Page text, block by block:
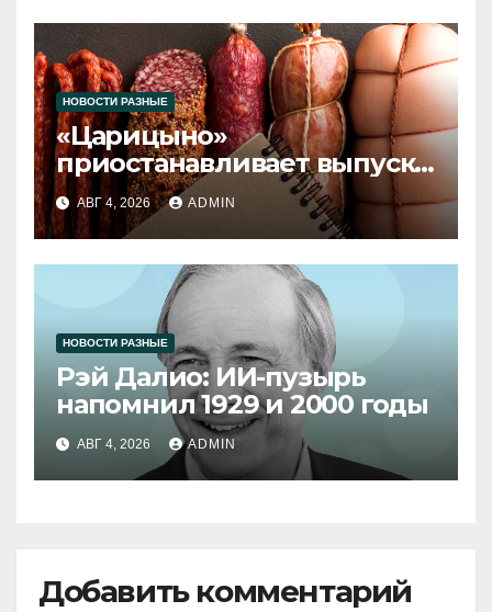
НОВОСТИ РАЗНЫЕ
«Царицыно»
приостанавливает выпуск
продукции
АВГ 4, 2026 ADMIN
НОВОСТИ РАЗНЫЕ
Рэй Далио: ИИ-пузырь
напомнил 1929 и 2000 годы
АВГ 4, 2026 ADMIN
Добавить комментарий